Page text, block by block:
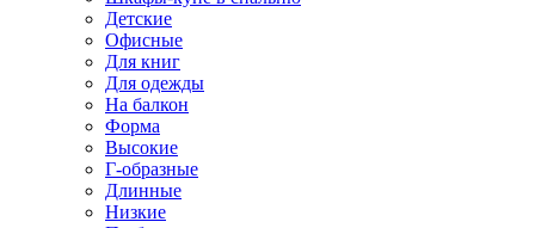
Детские
Офисные
Для книг
Для одежды
На балкон
Форма
Высокие
Г-образные
Длинные
Низкие